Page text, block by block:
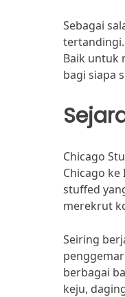
Sebagai
tertandingi.
Baik untuk
bagi siapa
Chicago
Chicago
stuffed
merekrut
Seiring
berbagai
keju,